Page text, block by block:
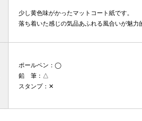
少し黄色味がかったマットコート紙です。
落ち着いた感じの気品あふれる風合いが魅力
ポールペン ：◯
鉛 筆 ：△
スタンプ：✕